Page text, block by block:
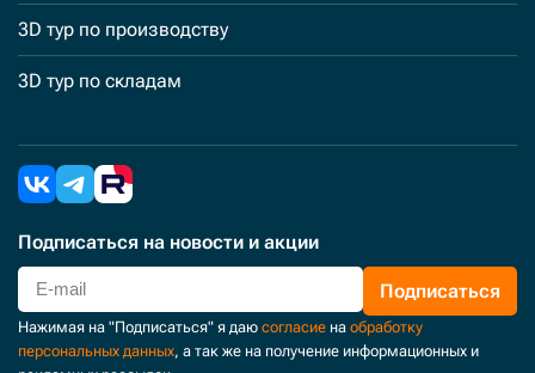
3D тур по производству
3D тур по складам
Подписаться на новости и акции
Подписаться
Нажимая на "Подписаться" я даю согласие на обработку
персональных данных, а так же на получение информационных и